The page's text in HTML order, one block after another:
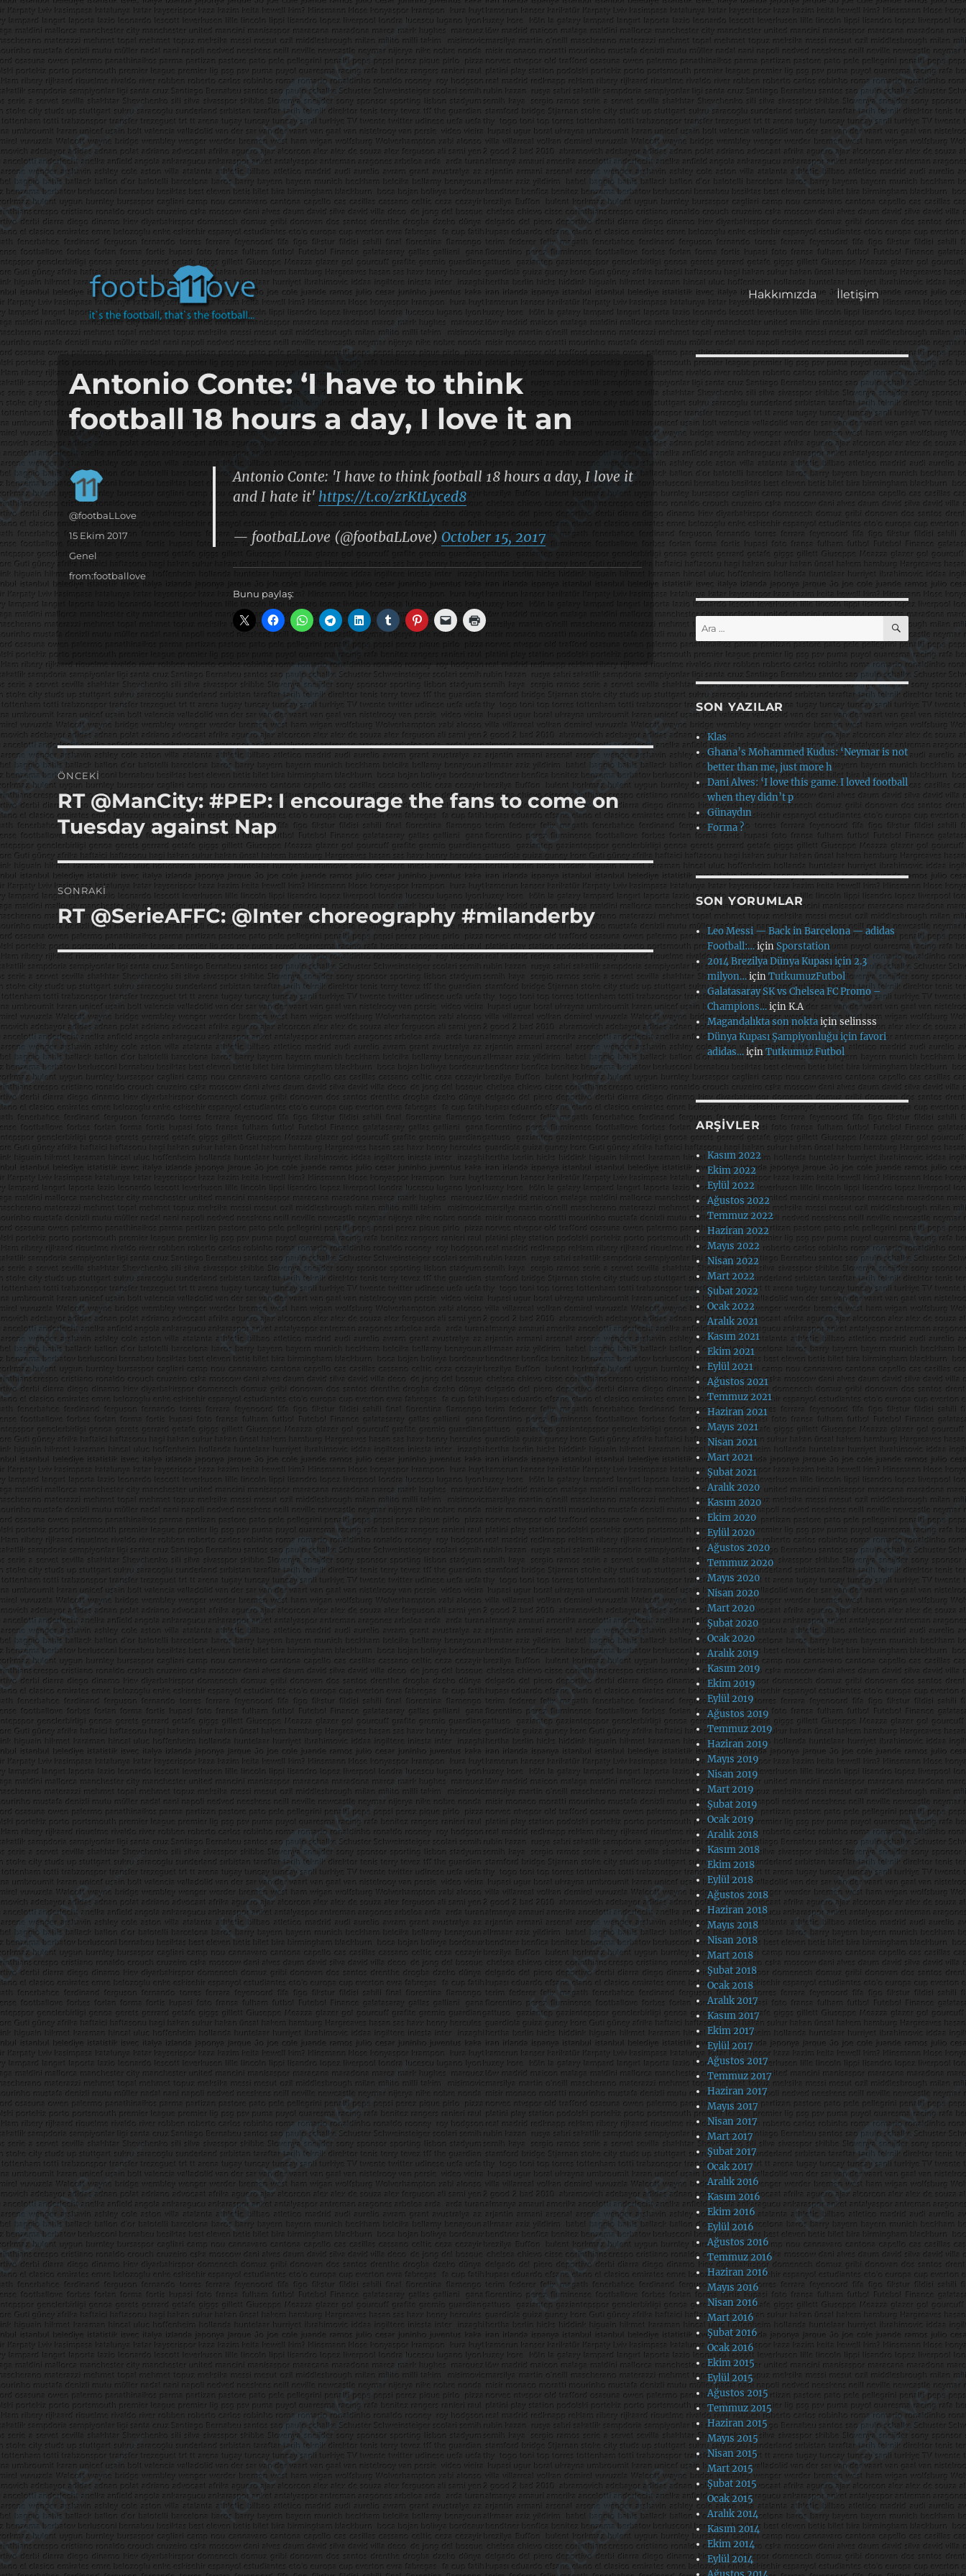
footbaLLove
it's the football, that's the football…
Hakkımızda İletişim
Antonio Conte: ‘I have to think
football 18 hours a day, I love it an
Antonio Conte: 'I have to think football 18 hours a day, I love it
and I hate it' https://t.co/zrKtLyced8
— footbaLLove (@footbaLLove) October 15, 2017
Bunu paylaş:
Yazar
@footbaLLove
Yayın
tarihi
15 Ekim 2017
Kategoriler
Genel
Etiketler
from:footballove
Yazı
gezinmesi
ÖNCEKI
Önceki
yazı:
RT @ManCity: #PEP: I encourage the fans to come on
Tuesday against Nap
SONRAKI
Sonraki
yazı:
RT @SerieAFFC: @Inter choreography #milanderby
Ara: ARA
SON YAZILAR
Klas
Ghana’s Mohammed Kudus: ‘Neymar is not
better than me, just more h
Dani Alves: ‘I love this game. I loved football
when they didn’t p
Günaydın
Forma ?
SON YORUMLAR
Leo Messi — Back in Barcelona — adidas
Football:…içinSporstation
2014 Brezilya Dünya Kupası için 2.3
milyon…içinTutkumuzFutbol
Galatasaray SK vs Chelsea FC Promo –
Champions…içinK.A
Magandalıkta son noktaiçinselinsss
Dünya Kupası Şampiyonluğu için favori
adidas…içinTutkumuz Futbol
ARŞIVLER
Kasım 2022
Ekim 2022
Eylül 2022
Ağustos 2022
Temmuz 2022
Haziran 2022
Mayıs 2022
Nisan 2022
Mart 2022
Şubat 2022
Ocak 2022
Aralık 2021
Kasım 2021
Ekim 2021
Eylül 2021
Ağustos 2021
Temmuz 2021
Haziran 2021
Mayıs 2021
Nisan 2021
Mart 2021
Şubat 2021
Aralık 2020
Kasım 2020
Ekim 2020
Eylül 2020
Ağustos 2020
Temmuz 2020
Mayıs 2020
Nisan 2020
Mart 2020
Şubat 2020
Ocak 2020
Aralık 2019
Kasım 2019
Ekim 2019
Eylül 2019
Ağustos 2019
Temmuz 2019
Haziran 2019
Mayıs 2019
Nisan 2019
Mart 2019
Şubat 2019
Ocak 2019
Aralık 2018
Kasım 2018
Ekim 2018
Eylül 2018
Ağustos 2018
Haziran 2018
Mayıs 2018
Nisan 2018
Mart 2018
Şubat 2018
Ocak 2018
Aralık 2017
Kasım 2017
Ekim 2017
Eylül 2017
Ağustos 2017
Temmuz 2017
Haziran 2017
Mayıs 2017
Nisan 2017
Mart 2017
Şubat 2017
Ocak 2017
Aralık 2016
Kasım 2016
Ekim 2016
Eylül 2016
Ağustos 2016
Temmuz 2016
Haziran 2016
Mayıs 2016
Nisan 2016
Mart 2016
Şubat 2016
Ocak 2016
Ekim 2015
Eylül 2015
Ağustos 2015
Temmuz 2015
Haziran 2015
Mayıs 2015
Nisan 2015
Mart 2015
Şubat 2015
Ocak 2015
Aralık 2014
Kasım 2014
Ekim 2014
Eylül 2014